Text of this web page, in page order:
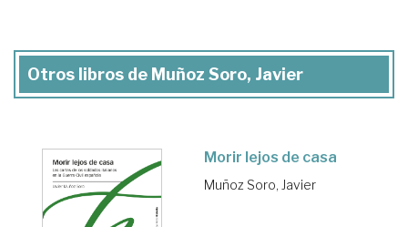
Otros libros de Muñoz Soro, Javier
Morir lejos de casa
Muñoz Soro, Javier